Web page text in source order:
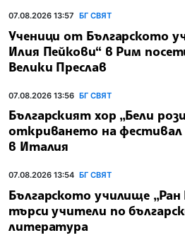
07.08.2026 13:57 БГ СВЯТ
Ученици от Българското
Илия Пейкови“ в Рим
Велики Преслав
07.08.2026 13:56 БГ СВЯТ
Българският хор „Бели
откриването на
в Италия
07.08.2026 13:54 БГ СВЯТ
Българското училище „Ран
търси учители по
литература